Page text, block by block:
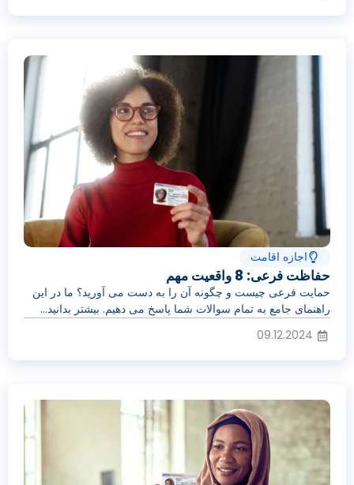
اجازه اقامت
حفاظت فرعی: 8 واقعیت مهم
حمایت فرعی چیست و چگونه آن را به دست می آورید؟ ما در این
راهنمای جامع به تمام سوالات شما پاسخ می دهیم. بیشتر بدانید...
09.12.2024